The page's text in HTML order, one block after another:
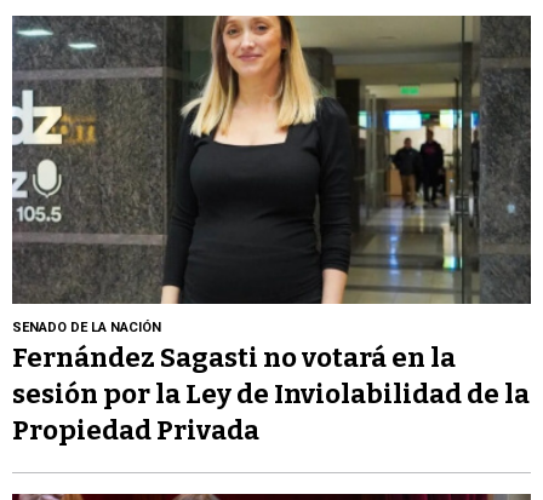
SENADO DE LA NACIÓN
Fernández Sagasti no votará en la
sesión por la Ley de Inviolabilidad de la
Propiedad Privada